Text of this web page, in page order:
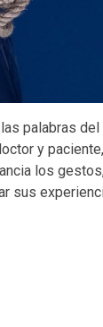
palabras
y
los
sus